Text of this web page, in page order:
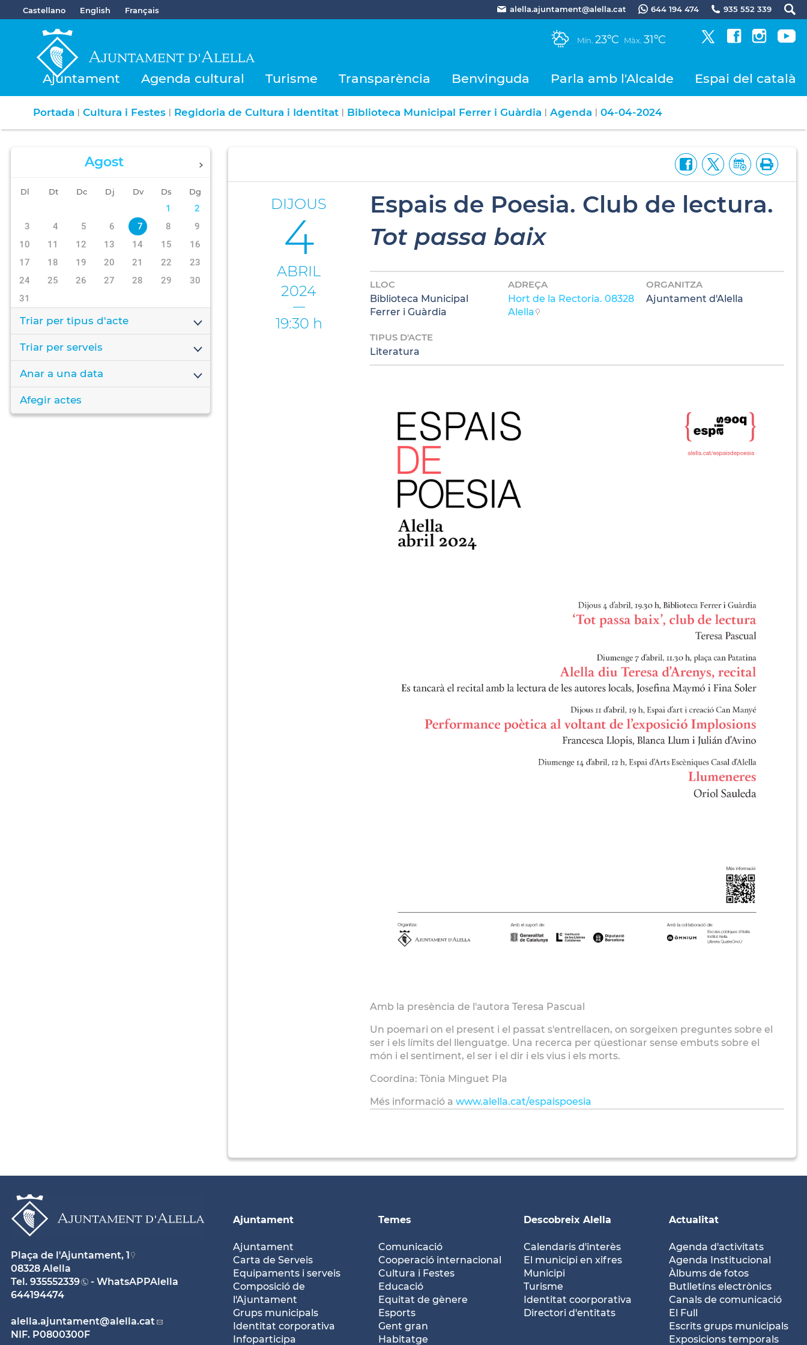
Castellano English Français alella.ajuntament@alella.cat 644 194 474 935 552 339
Mín. 23ºC Màx. 31ºC
Ajuntament Agenda cultural Turisme Transparència Benvinguda Parla amb l'Alcalde Espai del català
Portada | Cultura i Festes | Regidoria de Cultura i Identitat | Biblioteca Municipal Ferrer i Guàrdia | Agenda | 04-04-2024
Agost
Dl Dt Dc Dj Dv Ds Dg
1
2
3
4 5 6 7 8
9
10
11 12 13 14 15
16
17
18 19 20 21 22
23
24
25 26 27 28 29
30
31
Triar per tipus d'acte
Triar per serveis
Anar a una data
Afegir actes
DIJOUS
4
ABRIL
2024
19:30 h
Espais de Poesia. Club de lectura.
Tot passa baix
LLOC
Biblioteca Municipal
Ferrer i Guàrdia
ADREÇA
Hort de la Rectoria. 08328
Alella
ORGANITZA
Ajuntament d'Alella
TIPUS D'ACTE
Literatura
Amb la presència de l'autora Teresa Pascual
Un poemari on el present i el passat s'entrellacen, on sorgeixen preguntes sobre el
ser i els límits del llenguatge. Una recerca per qüestionar sense embuts sobre el
món i el sentiment, el ser i el dir i els vius i els morts.
Coordina: Tònia Minguet Pla
Més informació awww.alella.cat/espaispoesia
Ajuntament
Ajuntament
Carta de Serveis
Equipaments i serveis
Composició de
l'Ajuntament
Grups municipals
Identitat corporativa
Infoparticipa
Temes
Comunicació
Cooperació internacional
Cultura i Festes
Educació
Equitat de gènere
Esports
Gent gran
Habitatge
Descobreix Alella
Calendaris d'interès
El municipi en xifres
Municipi
Turisme
Identitat coorporativa
Directori d'entitats
Actualitat
Agenda d'activitats
Agenda Institucional
Àlbums de fotos
Butlletíns electrònics
Canals de comunicació
El Full
Escrits grups municipals
Exposicions temporals
Plaça de l'Ajuntament, 1
08328 Alella
Tel. 935552339
- WhatsAPPAlella
644194474
alella.ajuntament@alella.cat
NIF. P0800300F